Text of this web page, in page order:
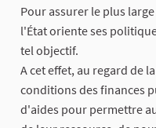
Pour assurer le plus
l'État oriente ses
tel objectif.
A cet effet, au regard de
conditions des finances
d'aides pour permettre